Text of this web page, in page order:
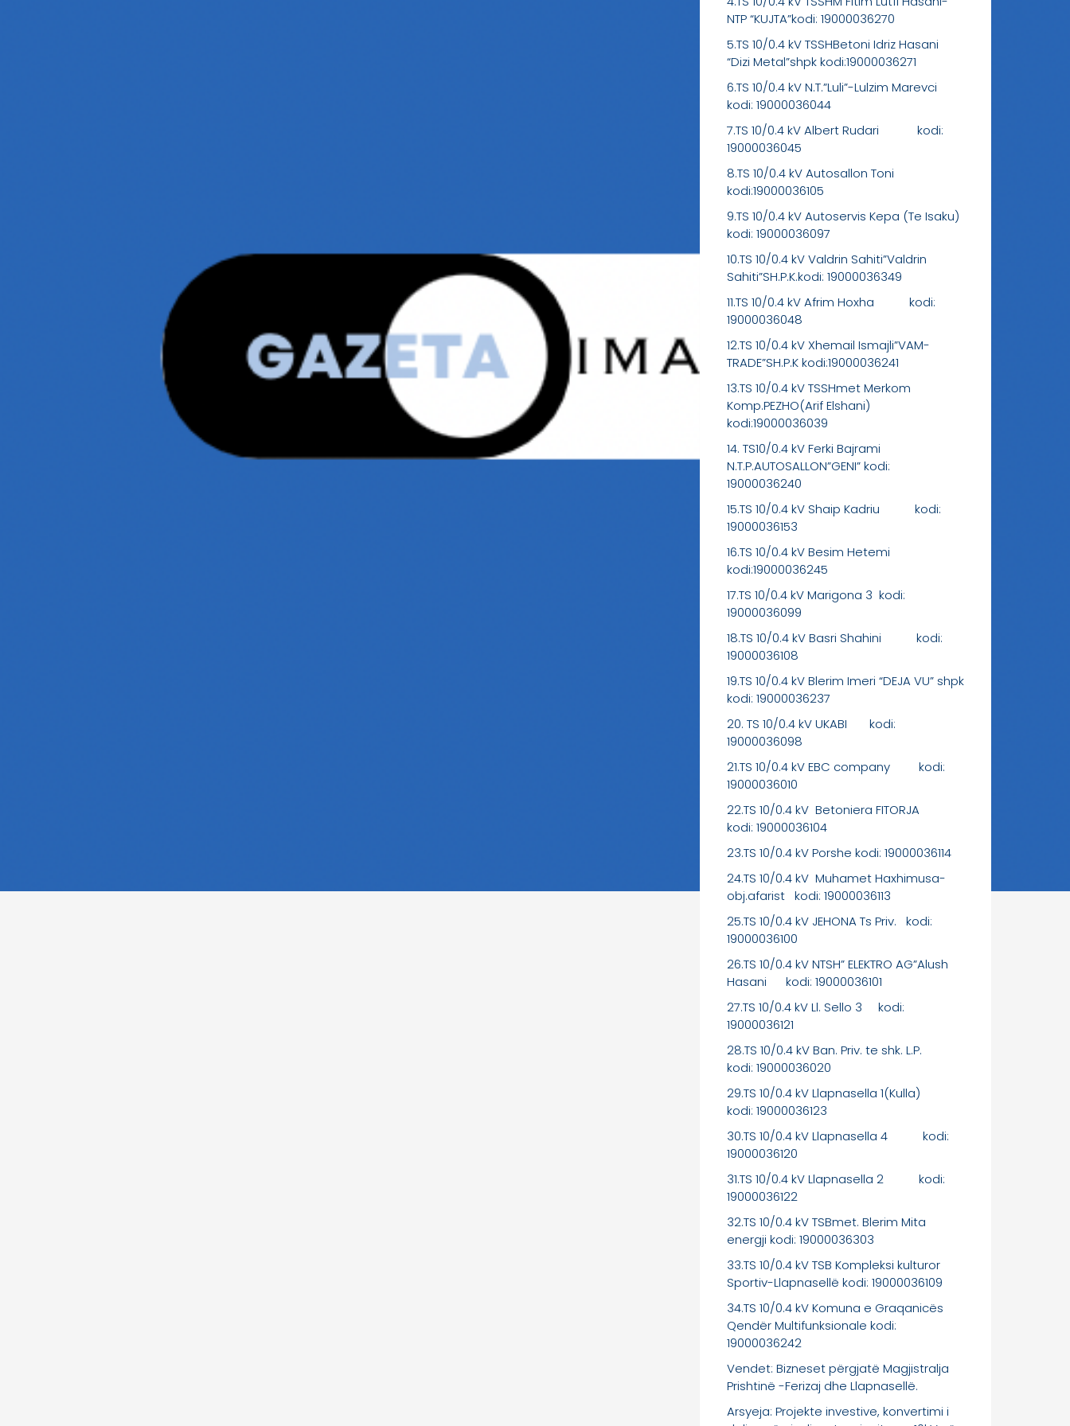
NTP “KUJTA”kodi: 19000036270
5.TS 10/0.4 kV TSSHBetoni Idriz Hasani
“Dizi Metal”shpk kodi:19000036271
6.TS 10/0.4 kV N.T.”Luli”-Lulzim Marevci
kodi: 19000036044
7.TS 10/0.4 kV Albert Rudari kodi:
19000036045
8.TS 10/0.4 kV Autosallon Toni
kodi:19000036105
9.TS 10/0.4 kV Autoservis Kepa (Te Isaku)
kodi: 19000036097
10.TS 10/0.4 kV Valdrin Sahiti”Valdrin
Sahiti”SH.P.K.kodi: 19000036349
11.TS 10/0.4 kV Afrim Hoxha kodi:
19000036048
12.TS 10/0.4 kV Xhemail Ismajli”VAM-
TRADE”SH.P.K kodi:19000036241
13.TS 10/0.4 kV TSSHmet Merkom
Komp.PEZHO(Arif Elshani)
kodi:19000036039
14. TS10/0.4 kV Ferki Bajrami
N.T.P.AUTOSALLON”GENI” kodi:
19000036240
15.TS 10/0.4 kV Shaip Kadriu kodi:
19000036153
16.TS 10/0.4 kV Besim Hetemi
kodi:19000036245
17.TS 10/0.4 kV Marigona 3 kodi:
19000036099
18.TS 10/0.4 kV Basri Shahini kodi:
19000036108
19.TS 10/0.4 kV Blerim Imeri “DEJA VU” shpk
kodi: 19000036237
20. TS 10/0.4 kV UKABI kodi:
19000036098
21.TS 10/0.4 kV EBC company kodi:
19000036010
22.TS 10/0.4 kV Betoniera FITORJA
kodi: 19000036104
23.TS 10/0.4 kV Porshe kodi: 19000036114
24.TS 10/0.4 kV Muhamet Haxhimusa-
obj.afarist kodi: 19000036113
25.TS 10/0.4 kV JEHONA Ts Priv. kodi:
19000036100
26.TS 10/0.4 kV NTSH” ELEKTRO AG”Alush
Hasani kodi: 19000036101
27.TS 10/0.4 kV Ll. Sello 3 kodi:
19000036121
28.TS 10/0.4 kV Ban. Priv. te shk. L.P.
kodi: 19000036020
29.TS 10/0.4 kV Llapnasella 1(Kulla)
kodi: 19000036123
30.TS 10/0.4 kV Llapnasella 4 kodi:
19000036120
31.TS 10/0.4 kV Llapnasella 2 kodi:
19000036122
32.TS 10/0.4 kV TSBmet. Blerim Mita
energji kodi: 19000036303
33.TS 10/0.4 kV TSB Kompleksi kulturor
Sportiv-Llapnasellë kodi: 19000036109
34.TS 10/0.4 kV Komuna e Graqanicës
Qendër Multifunksionale kodi:
19000036242
Vendet: Bizneset përgjatë Magjistralja
Prishtinë -Ferizaj dhe Llapnasellë.
Arsyeja: Projekte investive, konvertimi i